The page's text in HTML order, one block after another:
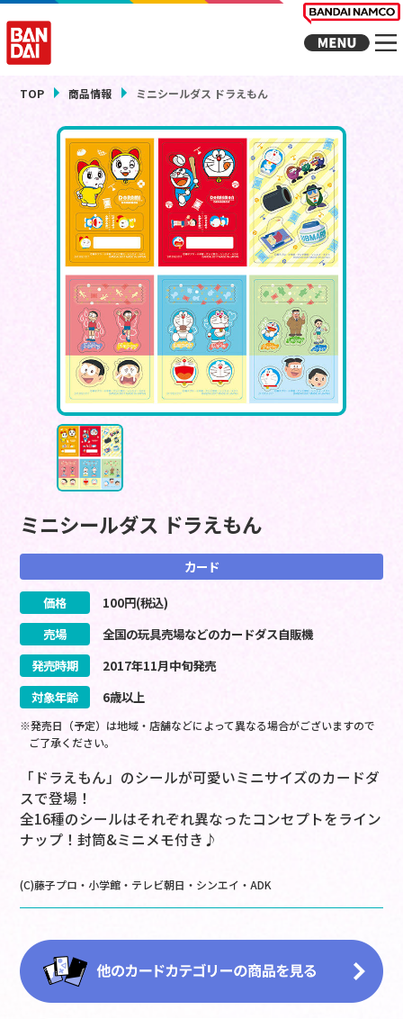
TOP 商品情報 ミニシールダス ドラえもん
ミニシールダス ドラえもん
カード
価格 100円(税込)
売場
全国の玩具売場などのカードダス自販機
発売時期
2017年11月中旬発売
対象年齢
6歳以上
※発売日（予定）は地域・店舗などによって異なる場合がございますので
ご了承ください。
「ドラえもん」のシールが可愛いミニサイズのカードダ
スで登場！
全16種のシールはそれぞれ異なったコンセプトをライン
ナップ！封筒&ミニメモ付き♪
(C)藤子プロ・小学館・テレビ朝日・シンエイ・ADK